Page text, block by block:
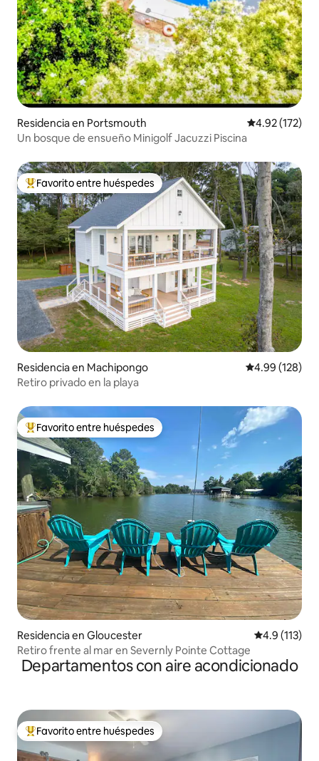
Residencia en Portsmouth Calificación
4.92 (172)
Un bosque de ensueño Minigolf Jacuzzi Piscina
De los mejores en Favorito entre huéspedes
Favorito entre huéspedes
Residencia en Machipongo Calificación
4.99 (128)
Retiro privado en la playa
De los mejores en Favorito entre huéspedes
Favorito entre huéspedes
Residencia en Gloucester Calificación
4.9 (113)
Retiro frente al mar en Severnly Pointe Cottage
Departamentos con aire acondicionado
De los mejores en Favorito entre huéspedes
Favorito entre huéspedes